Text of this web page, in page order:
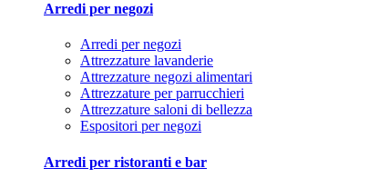
Arredi per negozi
Arredi per negozi
Attrezzature lavanderie
Attrezzature negozi alimentari
Attrezzature per parrucchieri
Attrezzature saloni di bellezza
Espositori per negozi
Arredi per ristoranti e bar